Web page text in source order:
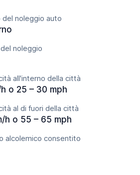
noleggio auto
noleggio
all'interno della città
o 25 – 30 mph
al di fuori della città
h o 55 – 65 mph
alcolemico consentito